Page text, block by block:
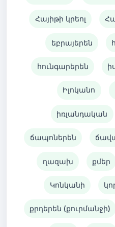
Հայիթի կրեոլ
եբրայերեն
հունգարերեն
Իլոկանո
իռլանդական
ճապոներեն
ղազախ քմեր
Կոնկանի
քրդերեն (քուրմանջի)